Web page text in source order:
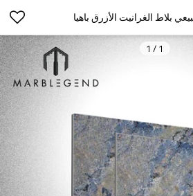
بلاط الغرانيت الأزرق باهيا
1
/
1